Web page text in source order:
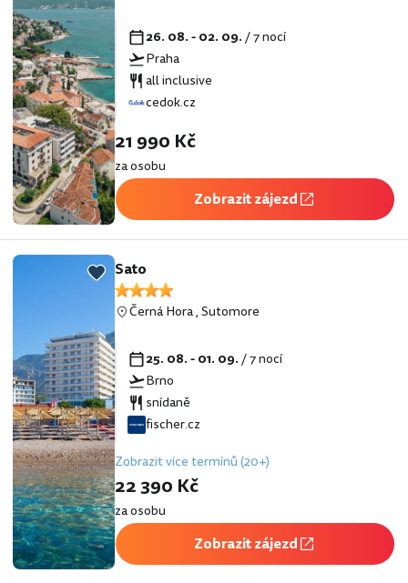
26. 08. - 02. 09./ 7 nocí
Praha
all inclusive
cedok.cz
21 990 Kč
za osobu
Zobrazit zájezd
Sato
Černá Hora,Sutomore
25. 08. - 01. 09./ 7 nocí
Brno
snídaně
fischer.cz
Zobrazit více termínů (20+)
22 390 Kč
za osobu
Zobrazit zájezd